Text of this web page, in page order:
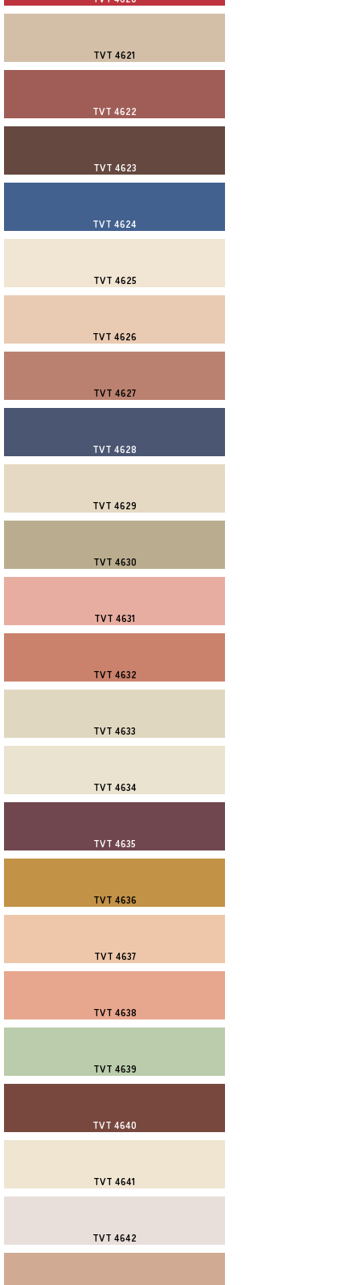
TVT 4621
TVT 4622
TVT 4623
TVT 4624
TVT 4625
TVT 4626
TVT 4627
TVT 4628
TVT 4629
TVT 4630
TVT 4631
TVT 4632
TVT 4633
TVT 4634
TVT 4635
TVT 4636
TVT 4637
TVT 4638
TVT 4639
TVT 4640
TVT 4641
TVT 4642